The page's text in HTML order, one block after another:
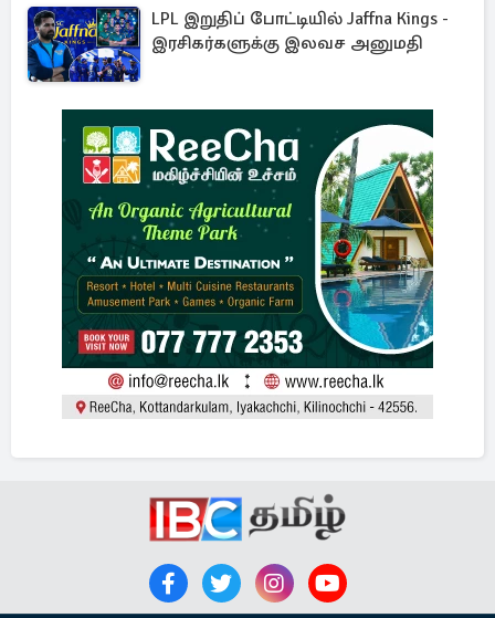
LPL இறுதிப் போட்டியில் Jaffna Kings -
இரசிகர்களுக்கு இலவச அனுமதி